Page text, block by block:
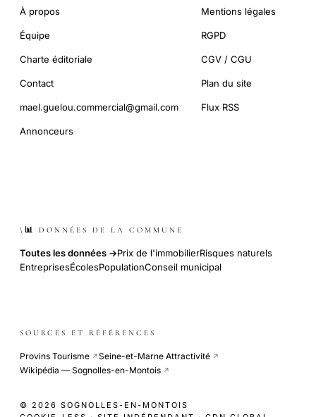
À propos
Équipe
Charte éditoriale
Contact
mael.guelou.commercial@gmail.com
Annonceurs
Mentions légales
RGPD
CGV / CGU
Plan du site
Flux RSS
\📊 DONNÉES DE LA COMMUNE
Toutes les données →Prix de l'immobilierRisques naturels
EntreprisesÉcolesPopulationConseil municipal
SOURCES ET RÉFÉRENCES
Provins Tourisme ↗Seine-et-Marne Attractivité ↗
Wikipédia — Sognolles-en-Montois ↗
© 2026 SOGNOLLES-EN-MONTOIS